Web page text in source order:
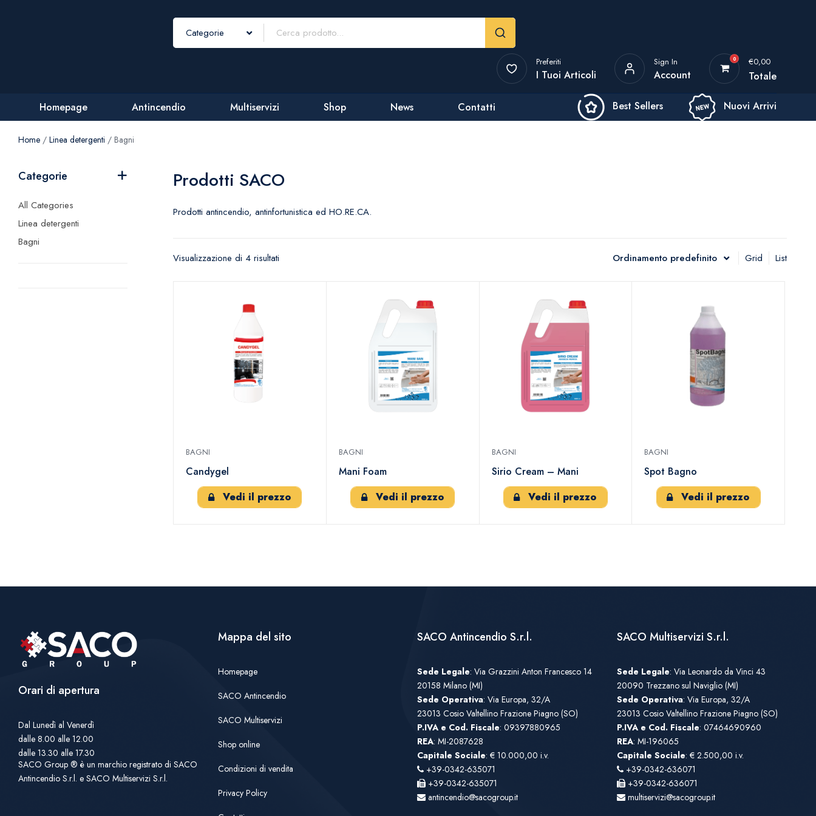
Categorie
Preferiti
I Tuoi Articoli
Sign In
Account
0 €0,00
Totale
Homepage Antincendio Multiservizi Shop News Contatti Best Sellers Nuovi Arrivi
Home / Linea detergenti / Bagni
Prodotti SACO
Prodotti antincendio, antinfortunistica ed HO.RE.CA.
Visualizzazione di 4 risultati Ordinamento predefinito Grid List
BAGNI
Candygel
Vedi il prezzo
BAGNI
Mani Foam
Vedi il prezzo
BAGNI
Sirio Cream – Mani
Vedi il prezzo
BAGNI
Spot Bagno
Vedi il prezzo
Categorie
All Categories
Linea detergenti
Bagni
Orari di apertura
Dal Lunedì al Venerdì
dalle 8.00 alle 12.00
dalle 13.30 alle 17.30
SACO Group ® è un marchio registrato di SACO
Antincendio S.r.l. e SACO Multiservizi S.r.l.
Mappa del sito
Homepage
SACO Antincendio
SACO Multiservizi
Shop online
Condizioni di vendita
Privacy Policy
SACO Antincendio S.r.l.
Sede Legale: Via Grazzini Anton Francesco 14
20158 Milano (MI)
Sede Operativa: Via Europa, 32/A
23013 Cosio Valtellino Frazione Piagno (SO)
P.IVA e Cod. Fiscale: 09397880965
REA: MI-2087628
Capitale Sociale: € 10.000,00 i.v.
+39-0342-635071
+39-0342-635071
antincendio@sacogroup.it
SACO Multiservizi S.r.l.
Sede Legale: Via Leonardo da Vinci 43
20090 Trezzano sul Naviglio (MI)
Sede Operativa: Via Europa, 32/A
23013 Cosio Valtellino Frazione Piagno (SO)
P.IVA e Cod. Fiscale: 07464690960
REA: MI-196065
Capitale Sociale: € 2.500,00 i.v.
+39-0342-636071
+39-0342-636071
multiservizi@sacogroup.it